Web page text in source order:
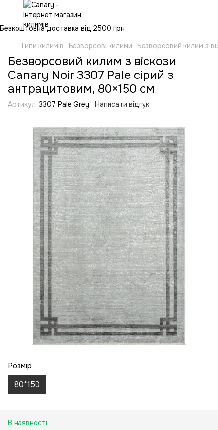
Безкоштовна доставка від 2500 грн
Типи килимів
Безворсові килими Безворсовий килим з
Безворсовий килим з віскози
Canary Noir 3307 Pale сірий з
антрацитовим, 80×150 см
Артикул: 3307 Pale Grey Написати відгук
Розмір
80*150
В наявності